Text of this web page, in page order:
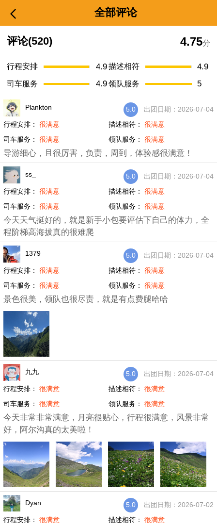
全部评论
评论(520) 4.75分
行程安排 4.9描述相符 4.9
司车服务 4.9领队服务 5
Plankton 5.0
出团日期：2026-07-04
行程安排：很满意 描述相符： 很满意
司车服务：很满意 领队服务： 很满意
导游细心，且很厉害，负责，周到，体验感很满意！
ss_ 5.0
出团日期：2026-07-04
行程安排：很满意 描述相符： 很满意
司车服务：很满意 领队服务： 很满意
今天天气挺好的，就是新手小包要评估下自己的体力，全
程阶梯高海拔真的很难爬
1379 5.0
出团日期：2026-07-04
行程安排：很满意 描述相符： 很满意
司车服务：很满意 领队服务： 很满意
景色很美，领队也很尽责，就是有点费腿哈哈
九九 5.0
出团日期：2026-07-04
行程安排：很满意 描述相符： 很满意
司车服务：很满意 领队服务： 很满意
今天非常非常满意，月亮很贴心，行程很满意，风景非常
好，阿尔沟真的太美啦！
Dyan 5.0
出团日期：2026-07-02
行程安排：很满意 描述相符： 很满意